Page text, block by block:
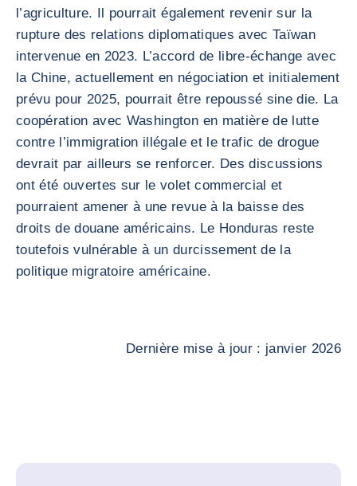
l’agriculture. Il pourrait également revenir sur la
rupture des relations diplomatiques avec Taïwan
intervenue en 2023. L’accord de libre-échange avec
la Chine, actuellement en négociation et initialement
prévu pour 2025, pourrait être repoussé sine die. La
coopération avec Washington en matière de lutte
contre l’immigration illégale et le trafic de drogue
devrait par ailleurs se renforcer. Des discussions
ont été ouvertes sur le volet commercial et
pourraient amener à une revue à la baisse des
droits de douane américains. Le Honduras reste
toutefois vulnérable à un durcissement de la
politique migratoire américaine.
Dernière mise à jour : janvier 2026